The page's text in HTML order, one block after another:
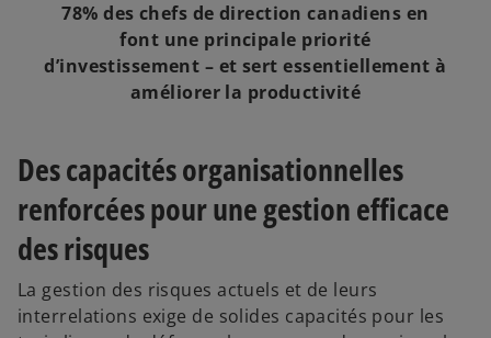
78% des chefs de direction canadiens en
font une principale priorité
d’investissement – et sert essentiellement à
améliorer la productivité
Des capacités organisationnelles
renforcées pour une gestion efficace
des risques
La gestion des risques actuels et de leurs
interrelations exige de solides capacités pour les